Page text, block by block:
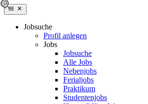
Jobsuche
Profil anlegen
Jobs
Jobsuche
Alle Jobs
Nebenjobs
Ferialjobs
Praktikum
Studentenjobs